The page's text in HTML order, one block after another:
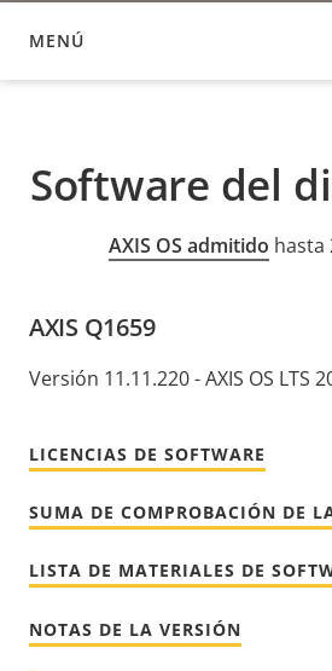
MENÚ
SOFTWARE DEL DISPOSITIVO
Software del
AXIS OS admitido hasta
AXIS Q1659
Versión 11.11.220 - AXIS OS LTS
LICENCIAS DE SOFTWARE
SUMA DE COMPROBACIÓN DE
LISTA DE MATERIALES DE
NOTAS DE LA VERSIÓN